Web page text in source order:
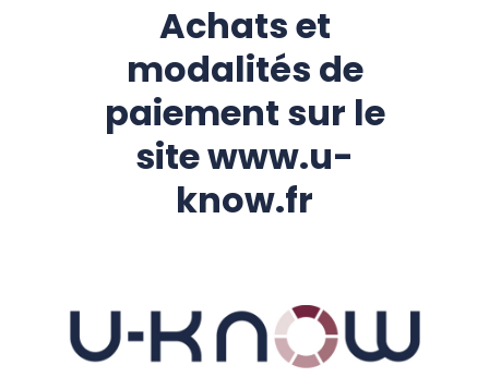
Achats et
modalités de
paiement sur le
site www.u-
know.fr